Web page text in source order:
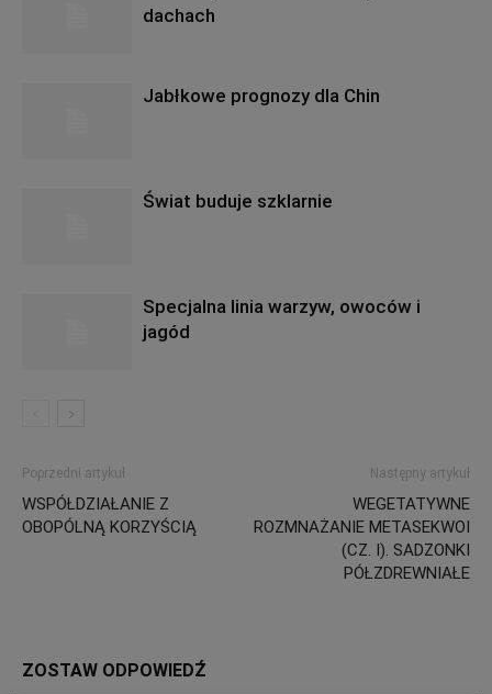
dachach
Jabłkowe prognozy dla Chin
Świat buduje szklarnie
Specjalna linia warzyw, owoców i
jagód
Poprzedni artykuł
WSPÓŁDZIAŁANIE Z
OBOPÓLNĄ KORZYŚCIĄ
Następny artykuł
WEGETATYWNE
ROZMNAŻANIE METASEKWOI
(CZ. I). SADZONKI
PÓŁZDREWNIAŁE
ZOSTAW ODPOWIEDŹ